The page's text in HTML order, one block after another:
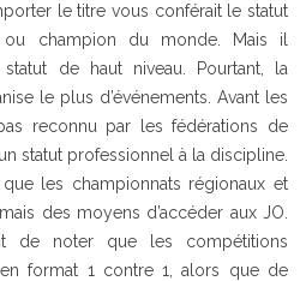
le titre vous conférait le statut
champion du monde. Mais il
statut de haut niveau. Pourtant, la
le plus d’événements. Avant les
reconnu par les fédérations de
statut professionnel à la discipline.
les championnats régionaux et
des moyens d’accéder aux JO.
de noter que les compétitions
format 1 contre 1, alors que de